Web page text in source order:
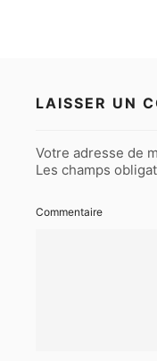
LAISSER UN
Votre adresse de
Les champs
Commentaire